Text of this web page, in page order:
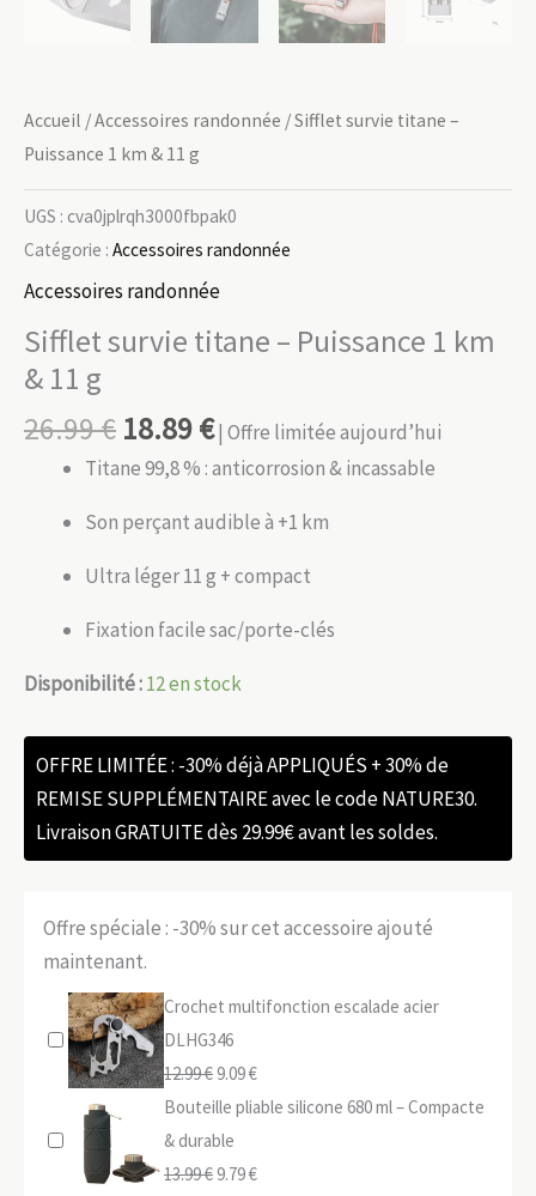
Accueil /Accessoires randonnée / Sifflet survie titane –
Puissance 1 km & 11 g
UGS : cva0jplrqh3000fbpak0
Catégorie : Accessoires randonnée
Accessoires randonnée
Sifflet survie titane – Puissance 1 km
& 11 g
26.99€ 18.89€| Offre limitée aujourd’hui
Titane 99,8 % : anticorrosion & incassable
Son perçant audible à +1 km
Ultra léger 11 g + compact
Fixation facile sac/porte-clés
Disponibilité :12 en stock
OFFRE LIMITÉE : -30% déjà APPLIQUÉS + 30% de
REMISE SUPPLÉMENTAIRE avec le code NATURE30.
Livraison GRATUITE dès 29.99€ avant les soldes.
Offre spéciale : -30% sur cet accessoire ajouté
maintenant.
Crochet multifonction escalade acier
DLHG346
12.99€Le
prix
initial
était :
9.09€Le
prix
est :
Bouteille pliable silicone 680 ml – Compacte
& durable
13.99€Le
9.79€Le